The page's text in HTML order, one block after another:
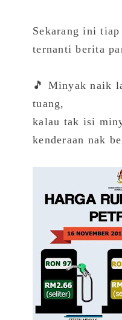
Sekarang ini tiap
ternanti berita
🎵 Minyak naik
tuang,
kalau tak isi
kenderaan nak